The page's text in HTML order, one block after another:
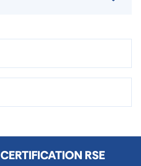
CERTIFICATION RSE